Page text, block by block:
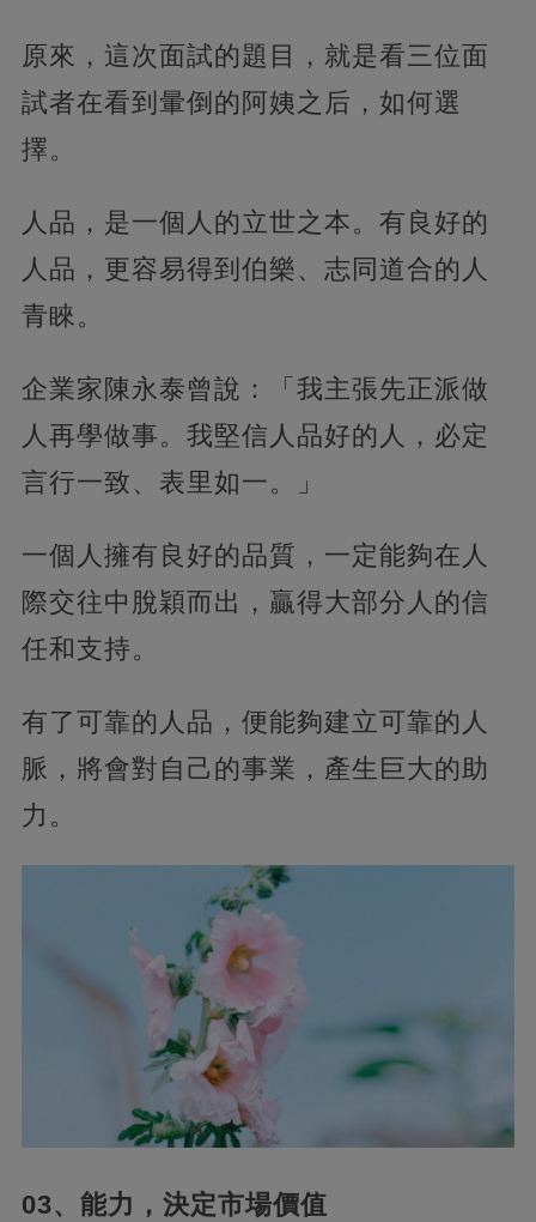
原來，這次面試的題目，就是看三位面
試者在看到暈倒的阿姨之后，如何選
擇。
人品，是一個人的立世之本。有良好的
人品，更容易得到伯樂、志同道合的人
青睞。
企業家陳永泰曾說：「我主張先正派做
人再學做事。我堅信人品好的人，必定
言行一致、表里如一。」
一個人擁有良好的品質，一定能夠在人
際交往中脫穎而出，贏得大部分人的信
任和支持。
有了可靠的人品，便能夠建立可靠的人
脈，將會對自己的事業，產生巨大的助
力。
03、能力，決定市場價值